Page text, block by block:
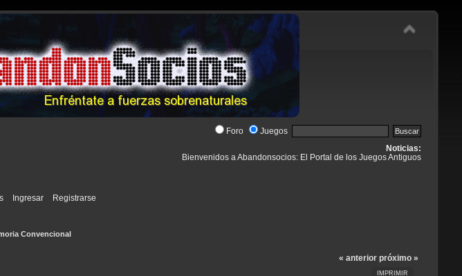
Foro Juegos
Noticias:
Bienvenidos a Abandonsocios: El Portal de los Juegos Antiguos
Ingresar Registrarse
Convencional
« anterior próximo »
IMPRIMIR